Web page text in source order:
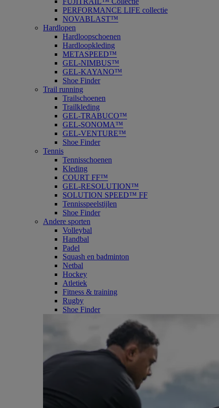
PERFORMANCE LIFE collectie
NOVABLAST™
Hardlopen
Hardloopschoenen
Hardloopkleding
METASPEED™
GEL-NIMBUS™
GEL-KAYANO™
Shoe Finder
Trail running
Trailschoenen
Trailkleding
GEL-TRABUCO™
GEL-SONOMA™
GEL-VENTURE™
Shoe Finder
Tennis
Tennisschoenen
Kleding
COURT FF™
GEL-RESOLUTION™
SOLUTION SPEED™ FF
Tennisspeelstijlen
Shoe Finder
Andere sporten
Volleybal
Handbal
Padel
Squash en badminton
Netbal
Hockey
Atletiek
Fitness & training
Rugby
Shoe Finder